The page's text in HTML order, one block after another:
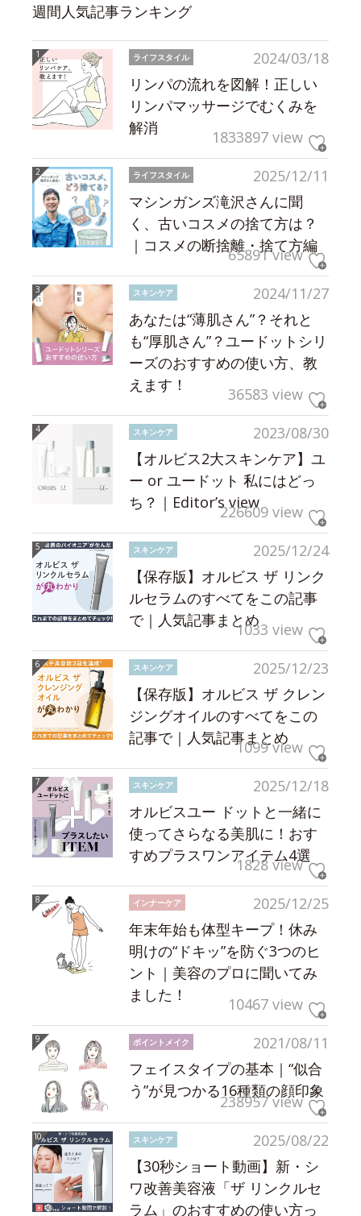
週間人気記事ランキング
2024/03/18
ライフスタイル
リンパの流れを図解！正しい
リンパマッサージでむくみを
解消
1833897 view
2025/12/11
ライフスタイル
マシンガンズ滝沢さんに聞
く、古いコスメの捨て方は？
｜コスメの断捨離・捨て方編
65891 view
2024/11/27
スキンケア
あなたは“薄肌さん”？それと
も“厚肌さん”？ユードットシリ
ーズのおすすめの使い方、教
えます！
36583 view
2023/08/30
スキンケア
【オルビス2大スキンケア】ユ
ー or ユードット 私にはどっ
ち？｜Editor’s view226609 view
2025/12/24
スキンケア
【保存版】オルビス ザ リンク
ルセラムのすべてをこの記事
で｜人気記事まとめ1033 view
2025/12/23
スキンケア
【保存版】オルビス ザ クレン
ジングオイルのすべてをこの
記事で｜人気記事まとめ
1099 view
2025/12/18
スキンケア
オルビスユー ドットと一緒に
使ってさらなる美肌に！おす
すめプラスワンアイテム4選
1828 view
2025/12/25
インナーケア
年末年始も体型キープ！休み
明けの“ドキッ”を防ぐ3つのヒ
ント｜美容のプロに聞いてみ
ました！
10467 view
2021/08/11
ポイントメイク
フェイスタイプの基本｜“似合
う”が見つかる16種類の顔印象
238957 view
2025/08/22
スキンケア
【30秒ショート動画】新・シ
ワ改善美容液「ザ リンクルセ
ラム」のおすすめの使い方っ